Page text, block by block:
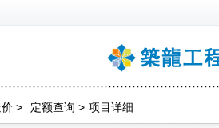
> 定额查询 > 项目详细